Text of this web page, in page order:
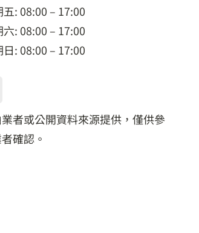
五: 08:00 – 17:00
六: 08:00 – 17:00
日: 08:00 – 17:00
者或公開資料來源提供，僅供參
確認。